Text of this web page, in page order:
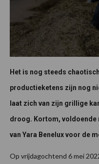
Het is nog steeds
productieketens zijn nog
laat zich van zijn grillige
droog. Kortom, voldoende
van Yara Benelux voor de
Op vrijdagochtend 6 mei